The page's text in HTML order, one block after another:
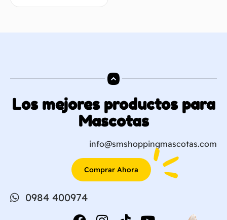
Los mejores productos para
Mascotas
info@smshoppingmascotas.com
Comprar Ahora
0984 400974